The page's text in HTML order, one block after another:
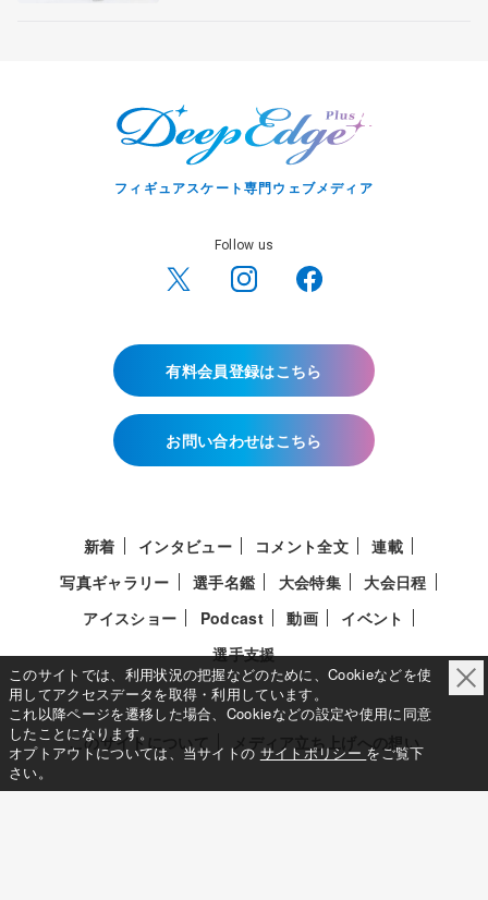
フィギュアスケート専門ウェブメディア
Follow us
有料会員登録はこちら
お問い合わせはこちら
新着 インタビュー コメント全文
連載
写真ギャラリー
選手名鑑 大会特集
大会日程
アイスショー
Podcast 動画
イベント
選手支援
このサイトについて メディア立ち上げへの想い
このサイトでは、利用状況の把握などのために、Cookieなどを使
用してアクセスデータを取得・利用しています。
これ以降ページを遷移した場合、Cookieなどの設定や使用に同意
したことになります。
オプトアウトについては、当サイトの サイトポリシー をご覧下
さい。